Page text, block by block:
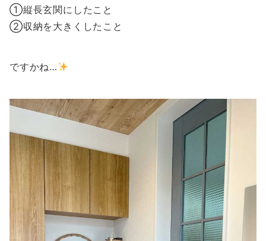
①縦長玄関にしたこと
②収納を大きくしたこと
ですかね…